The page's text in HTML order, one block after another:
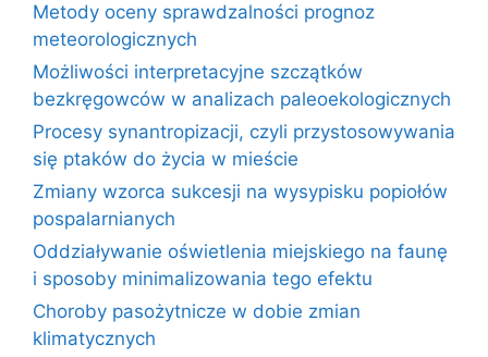
Metody oceny sprawdzalności prognoz
meteorologicznych
Możliwości interpretacyjne szczątków
bezkręgowców w analizach paleoekologicznych
Procesy synantropizacji, czyli przystosowywania
się ptaków do życia w mieście
Zmiany wzorca sukcesji na wysypisku popiołów
pospalarnianych
Oddziaływanie oświetlenia miejskiego na faunę
i sposoby minimalizowania tego efektu
Choroby pasożytnicze w dobie zmian
klimatycznych